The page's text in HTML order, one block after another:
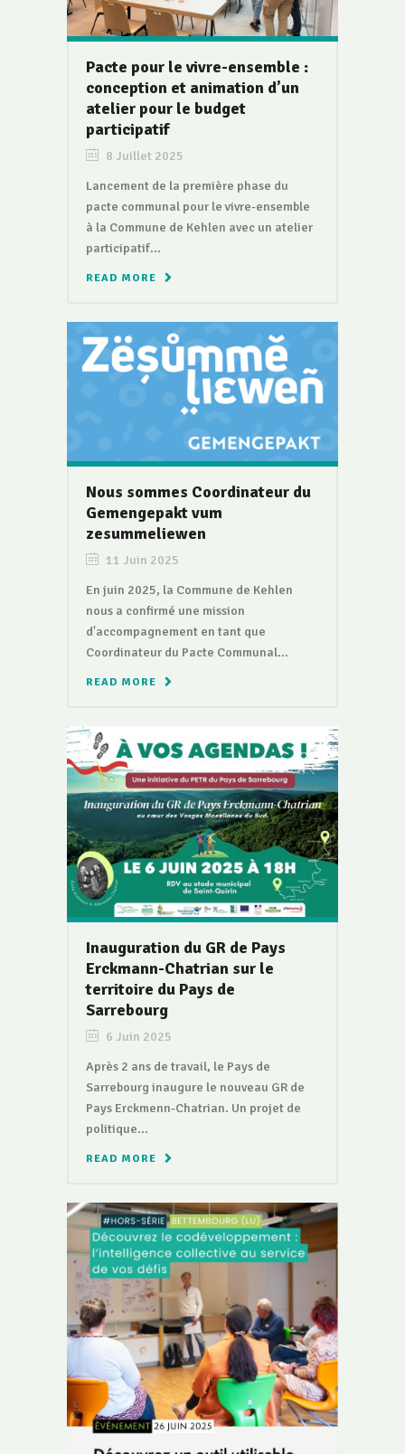
Pacte pour le vivre-ensemble :
conception et animation d’un
atelier pour le budget
participatif
8 Juillet 2025
Lancement de la première phase du
pacte communal pour le vivre-ensemble
à la Commune de Kehlen avec un atelier
participatif...
READ MORE
Nous sommes Coordinateur du
Gemengepakt vum
zesummeliewen
11 Juin 2025
En juin 2025, la Commune de Kehlen
nous a confirmé une mission
d'accompagnement en tant que
Coordinateur du Pacte Communal...
READ MORE
Inauguration du GR de Pays
Erckmann-Chatrian sur le
territoire du Pays de
Sarrebourg
6 Juin 2025
Après 2 ans de travail, le Pays de
Sarrebourg inaugure le nouveau GR de
Pays Erckmenn-Chatrian. Un projet de
politique...
READ MORE